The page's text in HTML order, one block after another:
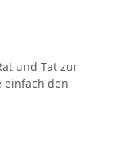
und Tat zur
einfach den